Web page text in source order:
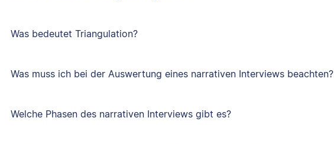
Was bedeutet Triangulation?
Was muss ich bei der Auswertung eines narrativen Interviews beachten?
Welche Phasen des narrativen Interviews gibt es?